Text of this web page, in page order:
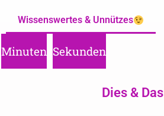
Wissenswertes & Unnützes
Minuten Sekunden
Dies & Das